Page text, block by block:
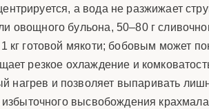
а вода не разжижает
овощного бульона, 50–80 г
готовой мякоти; бобовым может
резкое охлаждение и
нагрев и позволяет выпаривать
высвобождения